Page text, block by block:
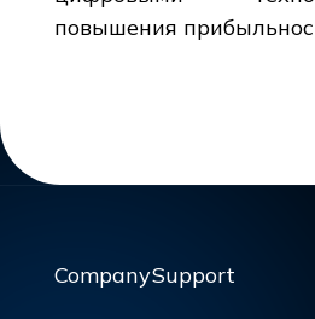
повышения
CompanySupport